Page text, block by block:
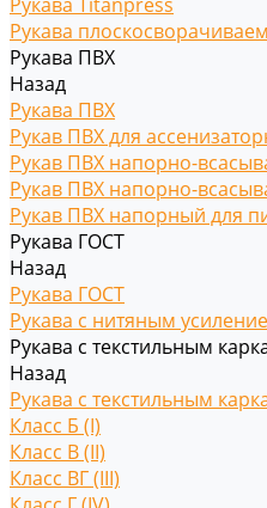
Рукава
Рукава ПВХ
Назад
Рукава ПВХ
Рукав ПВХ для
Рукав ПВХ напорно-
Рукав ПВХ напорно-
Рукав ПВХ напорный для
Рукава ГОСТ
Назад
Рукава ГОСТ
Рукава с нитяным
Рукава с текстильным
Назад
Рукава с текстильным
Класс Б (I)
Класс В (II)
Класс ВГ (III)